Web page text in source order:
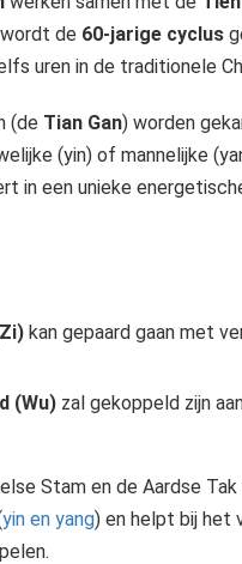
de 60-jarige cyclus
uren in de traditionele
(de Tian Gan) worden
(yin) of mannelijke
in een unieke
kan gepaard gaan met
(Wu)zal gekoppeld zijn
Stam en de Aardse
yin en yang) en helpt bij het